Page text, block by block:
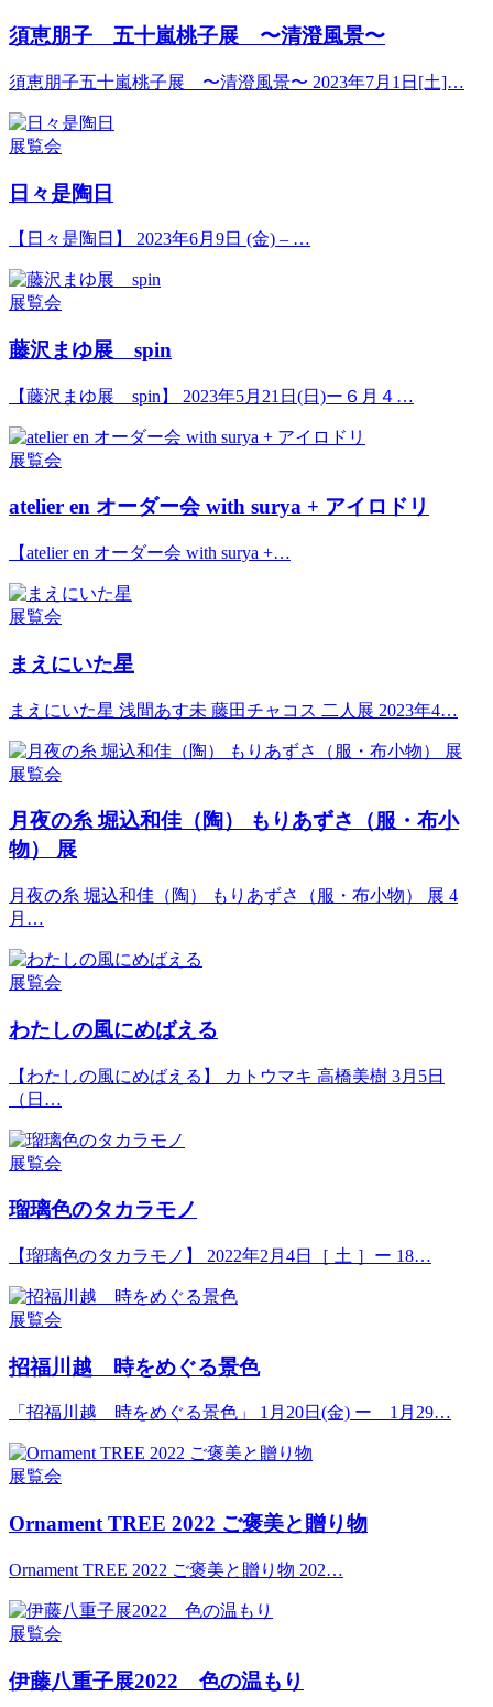
須恵朋子 五十嵐桃子展 〜清澄風景〜
須恵朋子五十嵐桃子展 〜清澄風景〜 2023年7月1日[土]…
展覧会
日々是陶日
【日々是陶日】 2023年6月9日 (金) – …
展覧会
藤沢まゆ展 spin
【藤沢まゆ展 spin】 2023年5月21日(日)ー６月４…
展覧会
atelier en オーダー会 with surya + アイロドリ
【atelier en オーダー会 with surya +…
展覧会
まえにいた星
まえにいた星 浅間あす未 藤田チャコス 二人展 2023年4…
展覧会
月夜の糸 堀込和佳（陶） もりあずさ（服・布小
物） 展
月夜の糸 堀込和佳（陶） もりあずさ（服・布小物） 展 4
月…
展覧会
わたしの風にめばえる
【わたしの風にめばえる】 カトウマキ 高橋美樹 3月5日
（日…
展覧会
瑠璃色のタカラモノ
【瑠璃色のタカラモノ】 2022年2月4日［ 土 ］ー 18…
展覧会
招福川越 時をめぐる景色
「招福川越 時をめぐる景色」 1月20日(金) ー 1月29…
展覧会
Ornament TREE 2022 ご褒美と贈り物
Ornament TREE 2022 ご褒美と贈り物 202…
展覧会
伊藤八重子展2022 色の温もり